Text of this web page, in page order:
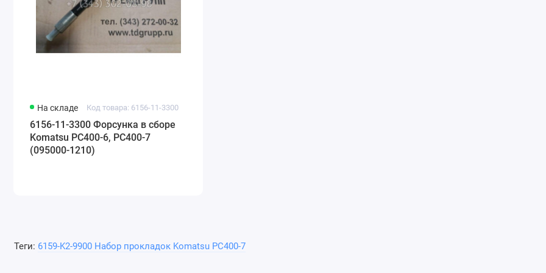
На складе Код товара: 6156-11-3300
6156-11-3300 Форсунка в сборе
Komatsu PC400-6, PC400-7
(095000-1210)
Теги: 6159-K2-9900 Набор прокладок Komatsu PC400-7